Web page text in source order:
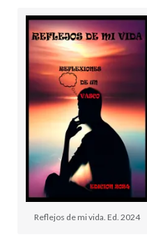
Reflejos de mi vida. Ed. 2024